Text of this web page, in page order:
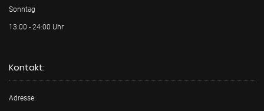
Sonntag
13:00 - 24:00 Uhr
Kontakt:
Adresse: